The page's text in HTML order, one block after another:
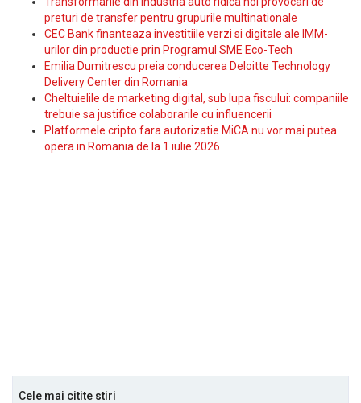
preturi de transfer pentru grupurile multinationale
CEC Bank finanteaza investitiile verzi si digitale ale IMM-
urilor din productie prin Programul SME Eco-Tech
Emilia Dumitrescu preia conducerea Deloitte Technology
Delivery Center din Romania
Cheltuielile de marketing digital, sub lupa fiscului: companiile
trebuie sa justifice colaborarile cu influencerii
Platformele cripto fara autorizatie MiCA nu vor mai putea
opera in Romania de la 1 iulie 2026
Cele mai citite stiri